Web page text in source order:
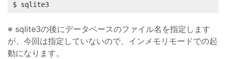
$ sqlite3
※ sqlite3の後にデータベースのファイル名を指定します
が、今回は指定していないので、インメモリモードでの起
動になります。